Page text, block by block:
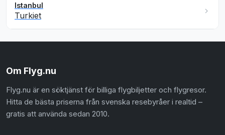
Istanbul
Turkiet
Om Flyg.nu
Flyg.nu är en söktjänst för billiga flygbiljetter och flygresor.
Hitta de bästa priserna från svenska resebyråer i realtid –
gratis att använda sedan 2010.